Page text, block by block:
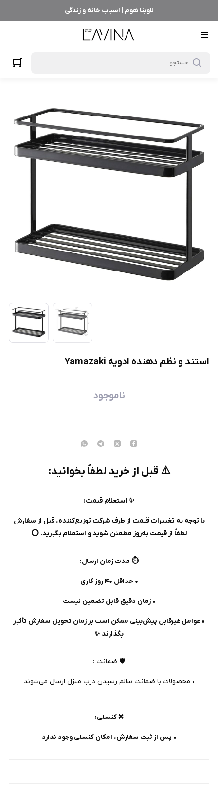
لاوینا هوم | اسباب خانه و زندگی
استند و نظم دهنده ادویه Yamazaki
ناموجود
⚠️ قبل از خرید لطفاً بخوانید:
✨ استعلام قیمت:
با توجه به تغییرات قیمت از طرف شرکت توزیع‌کننده، قبل از سفارش
لطفاً از قیمت به‌روز مطمئن شوید و استعلام بگیرید. ⭕️
⏱️ مدت زمان ارسال:
• حداقل ۴۰ روز کاری
• زمان دقیق قابل تضمین نیست
• عوامل غیرقابل پیش‌بینی ممکن است بر زمان تحویل سفارش تأثیر
بگذارند ✨
🛡️ ضمانت :
• محصولات با ضمانت سالم رسیدن درب منزل ارسال می‌شوند
❌ کنسلی:
• پس از ثبت سفارش، امکان کنسلی وجود ندارد